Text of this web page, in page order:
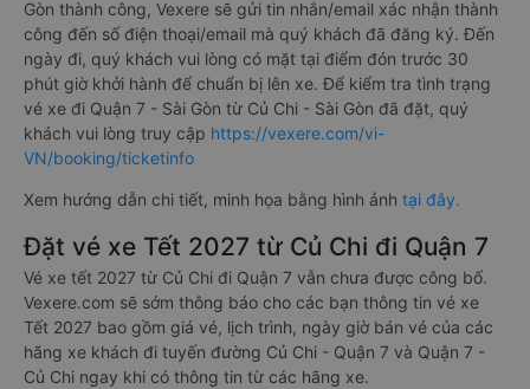
Gòn thành công, Vexere sẽ gửi tin nhắn/email xác nhận thành
công đến số điện thoại/email mà quý khách đã đăng ký. Đến
ngày đi, quý khách vui lòng có mặt tại điểm đón trước 30
phút giờ khởi hành để chuẩn bị lên xe. Để kiểm tra tình trạng
vé xe đi Quận 7 - Sài Gòn từ Củ Chi - Sài Gòn đã đặt, quý
khách vui lòng truy cập https://vexere.com/vi-
VN/booking/ticketinfo
Xem hướng dẫn chi tiết, minh họa bằng hình ảnh tại đây.
Đặt vé xe Tết 2027 từ Củ Chi đi Quận 7
Vé xe tết 2027 từ Củ Chi đi Quận 7 vẫn chưa được công bố.
Vexere.com sẽ sớm thông báo cho các bạn thông tin vé xe
Tết 2027 bao gồm giá vé, lịch trình, ngày giờ bán vé của các
hãng xe khách đi tuyến đường Củ Chi - Quận 7 và Quận 7 -
Củ Chi ngay khi có thông tin từ các hãng xe.